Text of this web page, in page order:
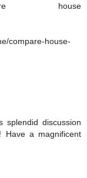
house
compare-house-
discussion
Have a magnificent